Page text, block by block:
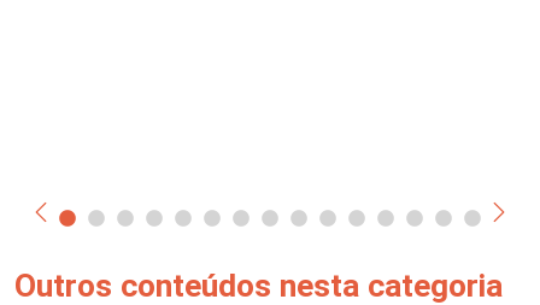
Outros conteúdos nesta categoria